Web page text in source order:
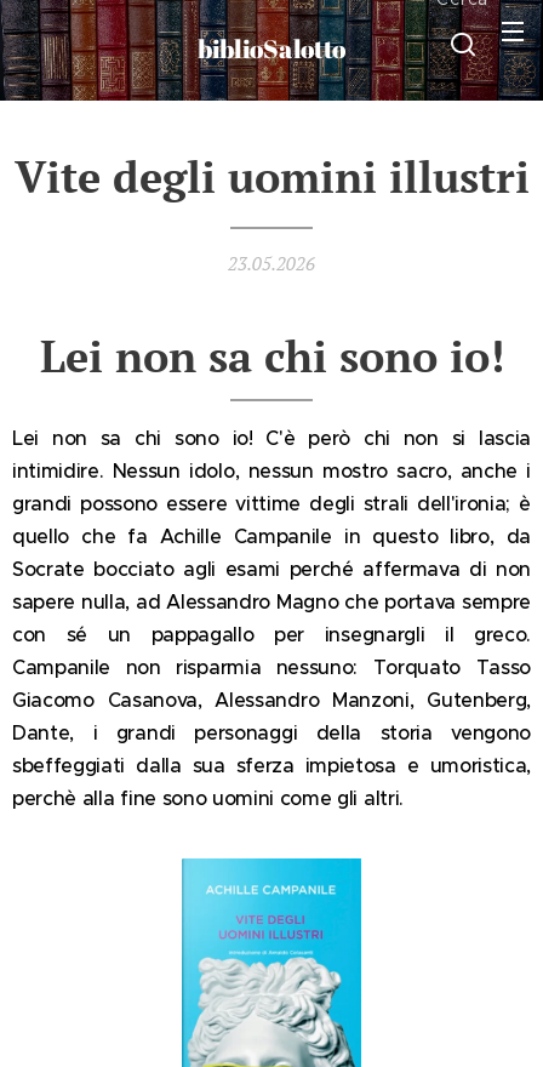
biblioSalotto
Vite degli uomini illustri
23.05.2026
Lei non sa chi sono io!
Lei non sa chi sono io! C'è però chi non si lascia
intimidire. Nessun idolo, nessun mostro sacro, anche i
grandi possono essere vittime degli strali dell'ironia; è
quello che fa Achille Campanile in questo libro, da
Socrate bocciato agli esami perché affermava di non
sapere nulla, ad Alessandro Magno che portava sempre
con sé un pappagallo per insegnargli il greco.
Campanile non risparmia nessuno: Torquato Tasso
Giacomo Casanova, Alessandro Manzoni, Gutenberg,
Dante, i grandi personaggi della storia vengono
sbeffeggiati dalla sua sferza impietosa e umoristica,
perchè alla fine sono uomini come gli altri.